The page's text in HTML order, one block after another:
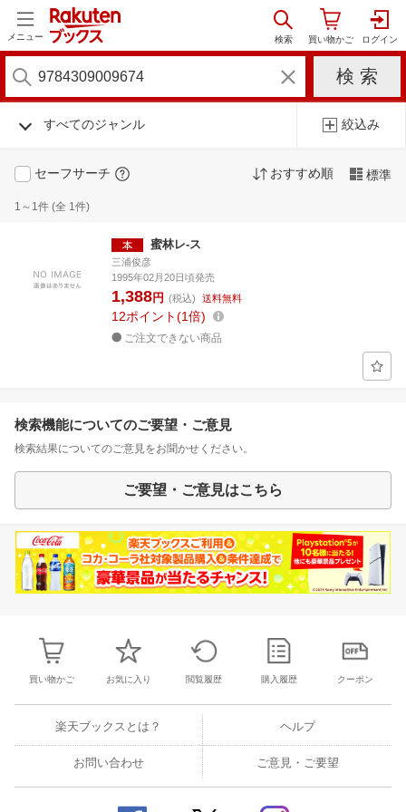
メニュー
すべてのジャンル 絞込み
セーフサーチ おすすめ順 標準
1～1件 (全 1件)
蜜林レ-ス
三浦俊彦
1995年02月20日頃発売
1,388円 (税込) 送料無料
12ポイント 1倍
ご注文できない商品
検索機能についてのご要望・ご意見
検索結果についてのご意見をお聞かせください。
ご要望・ご意見はこちら
買い物かご お気に入り 閲覧履歴 購入履歴 クーポン
楽天ブックスとは？ ヘルプ
お問い合わせ ご意見・ご要望